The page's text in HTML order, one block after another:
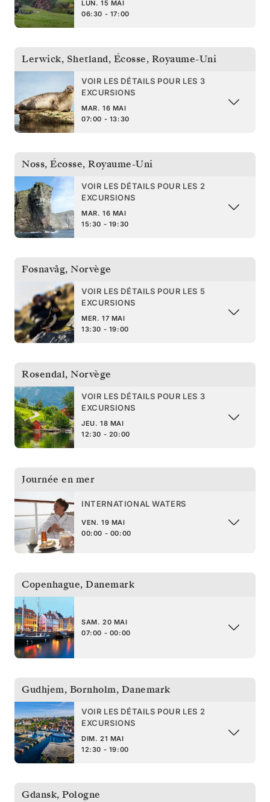
LUN. 15 MAI
06:30 - 17:00
Lerwick, Shetland, Écosse, Royaume-Uni
VOIR LES DÉTAILS POUR LES 3
EXCURSIONS
MAR. 16 MAI
07:00 - 13:30
Noss, Écosse, Royaume-Uni
VOIR LES DÉTAILS POUR LES 2
EXCURSIONS
MAR. 16 MAI
15:30 - 19:30
Fosnavåg, Norvège
VOIR LES DÉTAILS POUR LES 5
EXCURSIONS
MER. 17 MAI
13:30 - 19:00
Rosendal, Norvège
VOIR LES DÉTAILS POUR LES 3
EXCURSIONS
JEU. 18 MAI
12:30 - 20:00
Journée en mer
INTERNATIONAL WATERS
VEN. 19 MAI
00:00 - 00:00
Copenhague, Danemark
SAM. 20 MAI
07:00 - 00:00
Gudhjem, Bornholm, Danemark
VOIR LES DÉTAILS POUR LES 2
EXCURSIONS
DIM. 21 MAI
12:30 - 19:00
Gdansk, Pologne